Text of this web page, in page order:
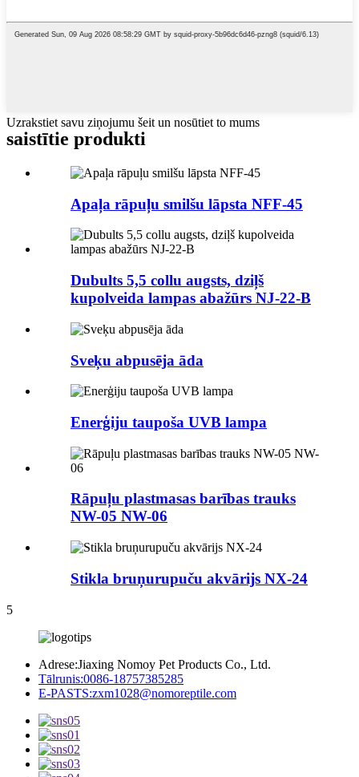
Uzrakstiet savu ziņojumu šeit un nosūtiet to mums
saistītie produkti
Apaļa rāpuļu smilšu lāpsta NFF-45
Dubults 5,5 collu augsts, dziļš
kupolveida lampas abažūrs NJ-22-B
Sveķu abpusēja āda
Enerģiju taupoša UVB lampa
Rāpuļu plastmasas barības trauks
NW-05 NW-06
Stikla bruņurupuču akvārijs NX-24
5
Adrese:Jiaxing Nomoy Pet Products Co., Ltd.
Tālrunis:0086-18757385285
E-PASTS:zxm1028@nomoreptile.com